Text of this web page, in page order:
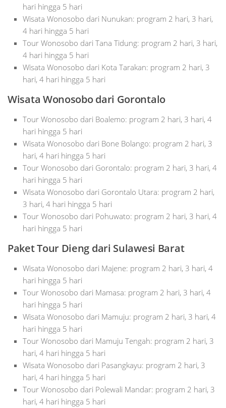
hari hingga 5 hari
Wisata Wonosobo dari Nunukan: program 2 hari, 3 hari,
4 hari hingga 5 hari
Tour Wonosobo dari Tana Tidung: program 2 hari, 3 hari,
4 hari hingga 5 hari
Wisata Wonosobo dari Kota Tarakan: program 2 hari, 3
hari, 4 hari hingga 5 hari
Wisata Wonosobo dari Gorontalo
Tour Wonosobo dari Boalemo: program 2 hari, 3 hari, 4
hari hingga 5 hari
Wisata Wonosobo dari Bone Bolango: program 2 hari, 3
hari, 4 hari hingga 5 hari
Tour Wonosobo dari Gorontalo: program 2 hari, 3 hari, 4
hari hingga 5 hari
Wisata Wonosobo dari Gorontalo Utara: program 2 hari,
3 hari, 4 hari hingga 5 hari
Tour Wonosobo dari Pohuwato: program 2 hari, 3 hari, 4
hari hingga 5 hari
Paket Tour Dieng dari Sulawesi Barat
Wisata Wonosobo dari Majene: program 2 hari, 3 hari, 4
hari hingga 5 hari
Tour Wonosobo dari Mamasa: program 2 hari, 3 hari, 4
hari hingga 5 hari
Wisata Wonosobo dari Mamuju: program 2 hari, 3 hari, 4
hari hingga 5 hari
Tour Wonosobo dari Mamuju Tengah: program 2 hari, 3
hari, 4 hari hingga 5 hari
Wisata Wonosobo dari Pasangkayu: program 2 hari, 3
hari, 4 hari hingga 5 hari
Tour Wonosobo dari Polewali Mandar: program 2 hari, 3
hari, 4 hari hingga 5 hari